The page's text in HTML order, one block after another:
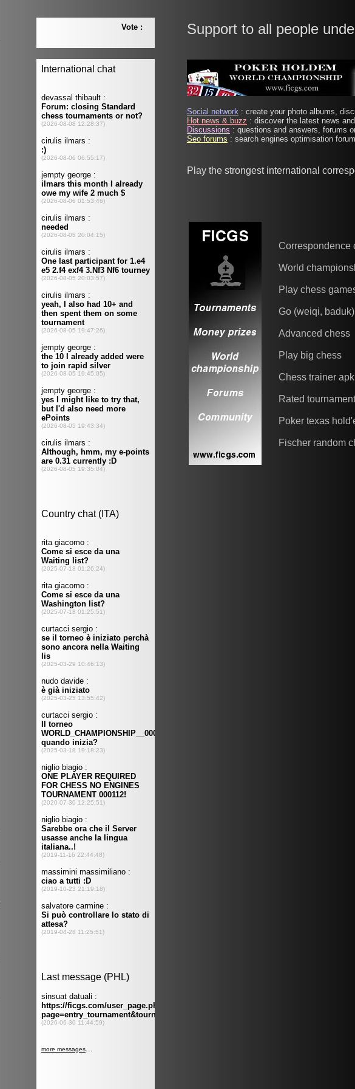
Support to all people
Social network : create your photo albums,
Hot news & buzz : discover the latest news
Discussions : questions and answers, forums
Seo forums : search engines optimisation
Play the strongest international
Correspondence
World
Play chess
Go (weiqi, baduk)
Advanced chess
Play big chess
Chess trainer apk
Rated
Poker texas
Fischer random